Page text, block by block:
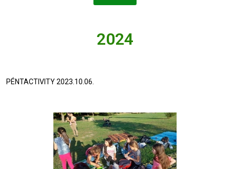
2024
PÉNTACTIVITY 2023.10.06.